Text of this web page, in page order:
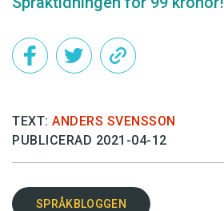
TEXT: ANDERS SVENSSON
PUBLICERAD 2021-04-12
SPRÅKBLOGGEN